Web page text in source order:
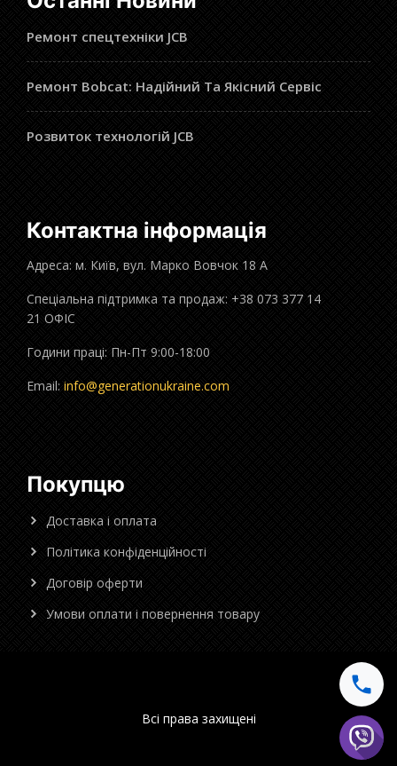
Ремонт спецтехніки JCB
Ремонт Bobcat: Надійний Та Якісний Сервіс
Розвиток технологій JCB
Контактна інформація
Адреса: м. Київ, вул. Марко Вовчок 18 А
Спеціальна підтримка та продаж: +38 073 377 14
21 ОФІС
Години праці: Пн-Пт 9:00-18:00
Email: info@generationukraine.com
Покупцю
Доставка і оплата
Політика конфіденційності
Договір оферти
Умови оплати і повернення товару
Всі права захищені